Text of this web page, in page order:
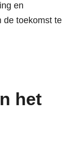
en
de toekomst te
het